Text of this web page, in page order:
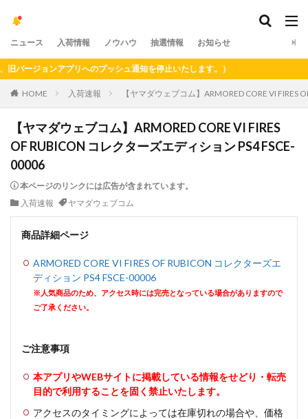
ニュース 入荷情報 ノウハウ 抽選情報 お知らせ
ジョンアプリへのプッシュ通知を停止いたします。）
HOME 入荷速報 【ヤマダウェブコム】ARMORED CORE VI
【ヤマダウェブコム】ARMORED CORE VI FIRES
OF RUBICON コレクターズエディション PS4 FSCE-
00006
本ページのリンクには広告が含まれています。
入荷速報
ヤマダウェブコム
商品詳細ページ
ARMORED CORE VI FIRES OF RUBICON コレクターズエ
ディション PS4 FSCE-00006
※人気商品のため、アクセス時には完売となっている場合がありますので
ご了承ください。
ご注意事項
本アプリやWEBサイトに掲載している情報をせどり・転売
目的で利用することを固く禁止いたします。
アクセスのタイミングによっては在庫切れの場合や、価格